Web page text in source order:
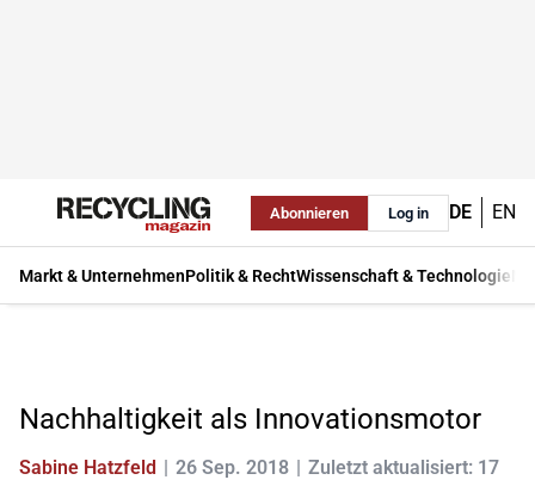
Abonnieren Log in DE EN
Markt & UnternehmenPolitik & RechtWissenschaft & Technologie
Nachhaltigkeit als Innovationsmotor
Sabine Hatzfeld 26 Sep. 2018
Zuletzt aktualisiert: 17